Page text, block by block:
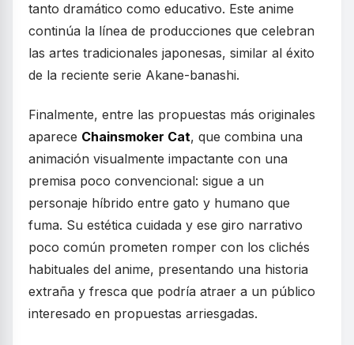
tanto dramático como educativo. Este anime
continúa la línea de producciones que celebran
las artes tradicionales japonesas, similar al éxito
de la reciente serie Akane-banashi.
Finalmente, entre las propuestas más originales
aparece Chainsmoker Cat, que combina una
animación visualmente impactante con una
premisa poco convencional: sigue a un
personaje híbrido entre gato y humano que
fuma. Su estética cuidada y ese giro narrativo
poco común prometen romper con los clichés
habituales del anime, presentando una historia
extraña y fresca que podría atraer a un público
interesado en propuestas arriesgadas.